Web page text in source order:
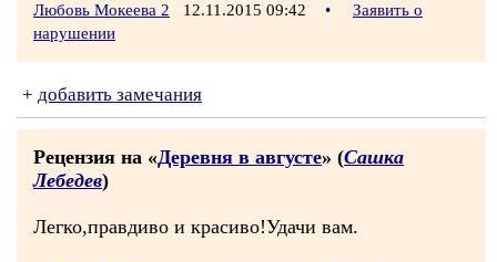
Любовь Мокеева 2 12.11.2015 09:42 •
Заявить о
нарушении
+ добавить замечания
Рецензия на «Деревня в августе» (Сашка
Лебедев)
Легко,правдиво и красиво!Удачи вам.